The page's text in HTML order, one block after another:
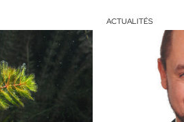
ACTUALITÉS